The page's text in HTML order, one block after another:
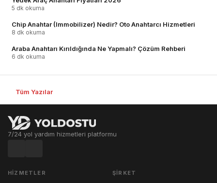
5 dk okuma
Chip Anahtar (Immobilizer) Nedir? Oto Anahtarcı Hizmetleri
8 dk okuma
Araba Anahtarı Kırıldığında Ne Yapmalı? Çözüm Rehberi
6 dk okuma
Tüm Yazılar
7/24 yol yardım hizmetleri platformu
HIZMETLER ŞIRKET